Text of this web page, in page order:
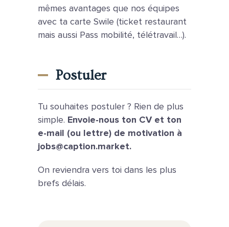
mêmes avantages que nos équipes
avec ta carte Swile (ticket restaurant
mais aussi Pass mobilité, télétravail…).
Postuler
Tu souhaites postuler ? Rien de plus
simple. Envoie-nous ton CV et ton
e-mail (ou lettre) de motivation à
jobs@caption.market.
On reviendra vers toi dans les plus
brefs délais.